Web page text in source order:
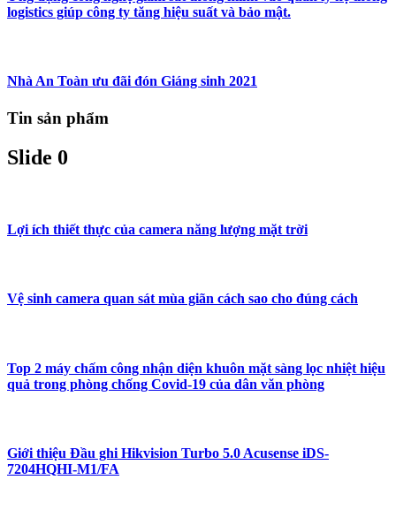
logistics giúp công ty tăng hiệu suất và bảo mật.
Nhà An Toàn ưu đãi đón Giáng sinh 2021
Tin sản phẩm
Slide 0
Lợi ích thiết thực của camera năng lượng mặt trời
Vệ sinh camera quan sát mùa giãn cách sao cho đúng cách
Top 2 máy chấm công nhận diện khuôn mặt sàng lọc nhiệt hiệu
quả trong phòng chống Covid-19 của dân văn phòng
Giới thiệu Đầu ghi Hikvision Turbo 5.0 Acusense iDS-
7204HQHI-M1/FA